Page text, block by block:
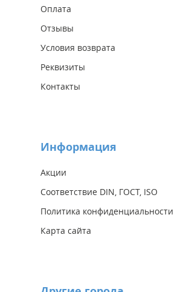
Оплата
Отзывы
Условия возврата
Реквизиты
Контакты
Информация
Акции
Соответствие DIN, ГОСТ, ISO
Политика конфиденциальности
Карта сайта